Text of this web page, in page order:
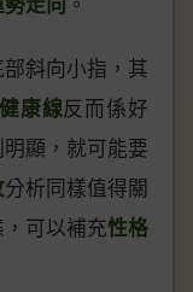
勢走向 。
部斜向小指，其
健康線反而係好
顯，就可能要
分析同樣值得關
可以補充性格